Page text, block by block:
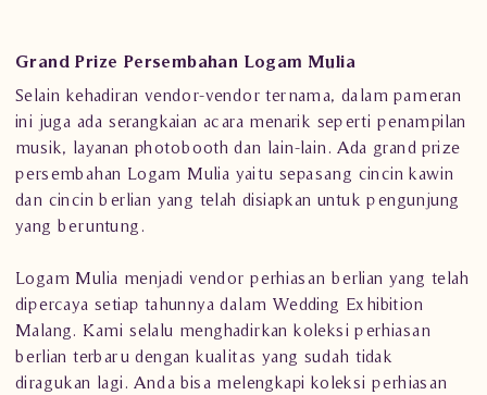
Grand Prize Persembahan Logam Mulia
Selain kehadiran vendor-vendor ternama, dalam pameran
ini juga ada serangkaian acara menarik seperti penampilan
musik, layanan photobooth dan lain-lain. Ada grand prize
persembahan Logam Mulia yaitu sepasang cincin kawin
dan cincin berlian yang telah disiapkan untuk pengunjung
yang beruntung.
Logam Mulia menjadi vendor perhiasan berlian yang telah
dipercaya setiap tahunnya dalam Wedding Exhibition
Malang. Kami selalu menghadirkan koleksi perhiasan
berlian terbaru dengan kualitas yang sudah tidak
diragukan lagi. Anda bisa melengkapi koleksi perhiasan